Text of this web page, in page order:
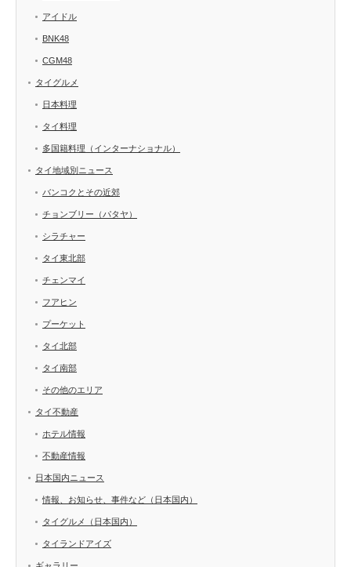
アイドル
BNK48
CGM48
タイグルメ
日本料理
タイ料理
多国籍料理（インターナショナル）
タイ地域別ニュース
バンコクとその近郊
チョンブリー（パタヤ）
シラチャー
タイ東北部
チェンマイ
フアヒン
プーケット
タイ北部
タイ南部
その他のエリア
タイ不動産
ホテル情報
不動産情報
日本国内ニュース
情報、お知らせ、事件など（日本国内）
タイグルメ（日本国内）
タイランドアイズ